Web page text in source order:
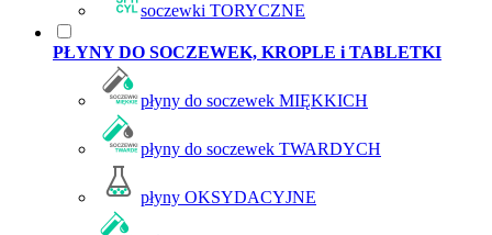
soczewki TORYCZNE
PŁYNY DO SOCZEWEK, KROPLE i TABLETKI
płyny do soczewek MIĘKKICH
płyny do soczewek TWARDYCH
płyny OKSYDACYJNE